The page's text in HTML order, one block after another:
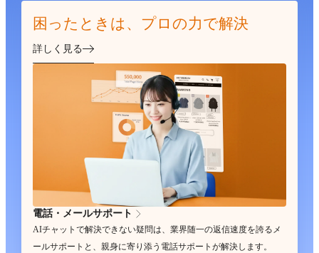
困ったときは、プロの力で解決
詳しく見る
電話・メールサポート
AIチャットで解決できない疑問は、業界随一の返信速度を誇るメ
ールサポートと、親身に寄り添う電話サポートが解決します。